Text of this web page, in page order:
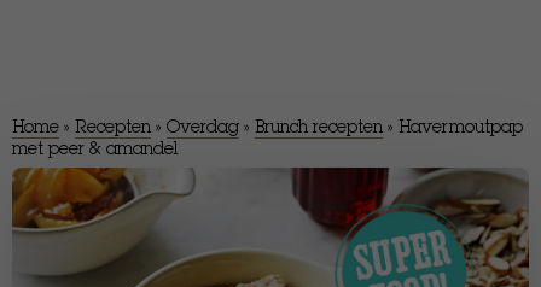
Home » Recepten » Overdag » Brunch recepten » Havermoutpap
met peer & amandel